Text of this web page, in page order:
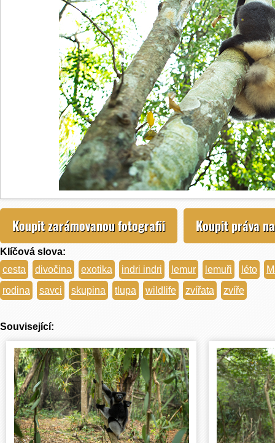
Koupit zarámovanou fotografii Koupit práva
Klíčová slova:
cesta
divočina exotika indri indri lemur lemuři léto
rodina
savci skupina tlupa wildlife zvířata zvíře
Související: